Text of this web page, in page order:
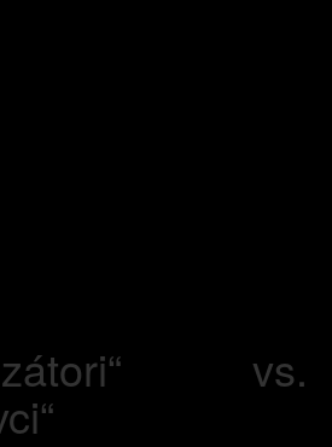
vs.